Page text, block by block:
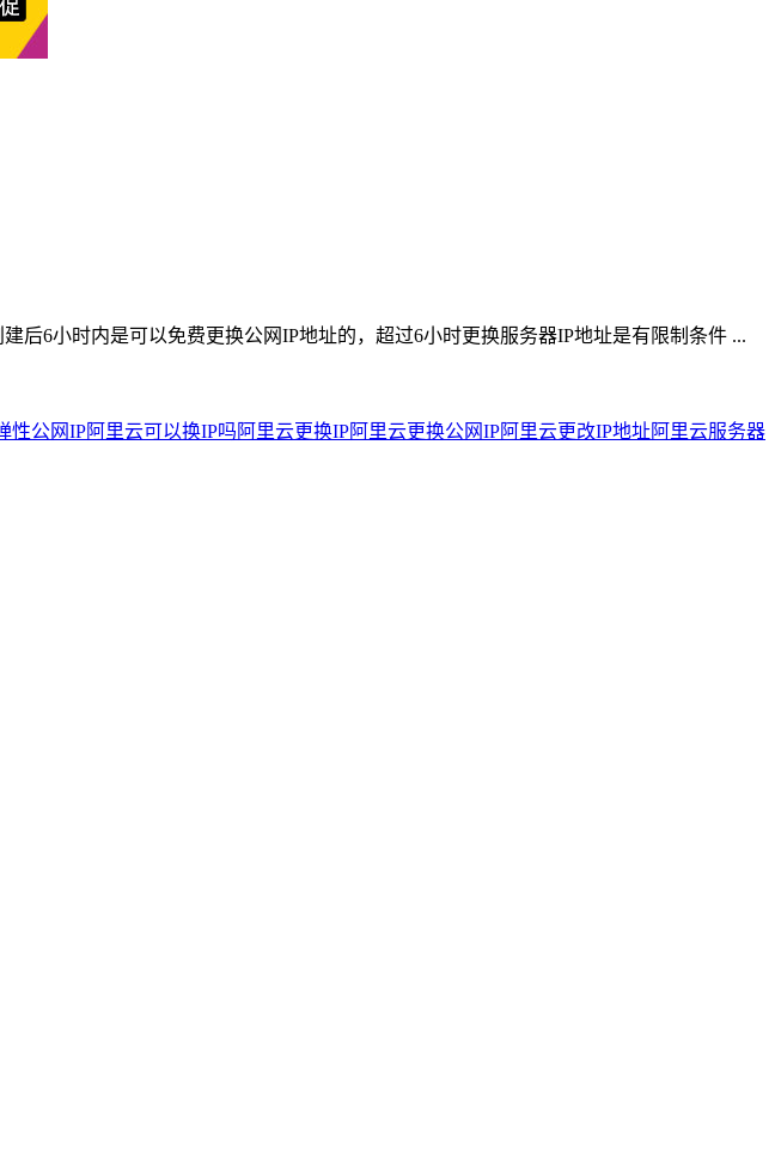
后6小时内是可以免费更换公网IP地址的，超过6小时更换服务器IP地址是有限制条件 ...
性公网IP阿里云可以换IP吗 阿里云更换IP阿里云更换公网IP阿里云更改IP地址阿里云服务器